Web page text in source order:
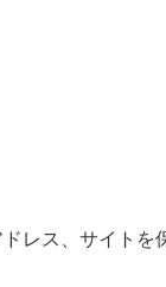
レス、サイトを